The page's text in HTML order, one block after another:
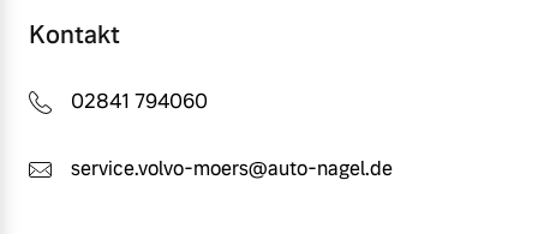
Kontakt
02841 794060
service.volvo-moers@auto-nagel.de